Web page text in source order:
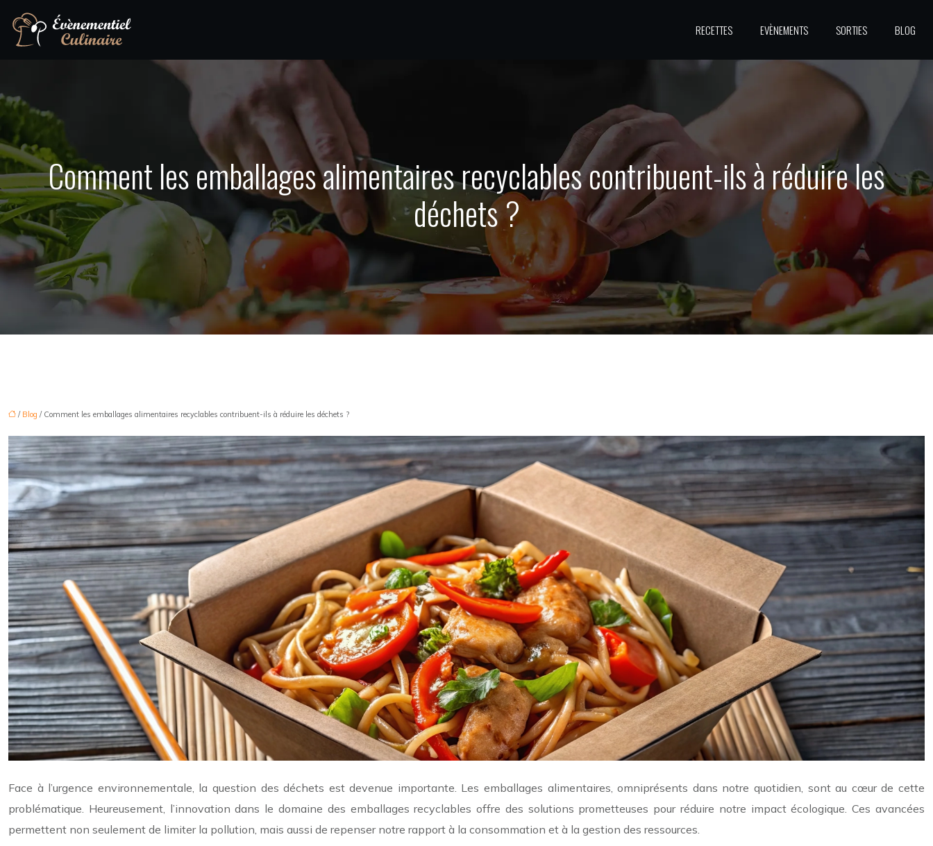
RECETTES EVÈNEMENTS SORTIES BLOG
Comment les emballages alimentaires recyclables contribuent-ils à réduire les
déchets ?
/ Blog / Comment les emballages alimentaires recyclables contribuent-ils à réduire les déchets ?
Face à l’urgence environnementale, la question des déchets est devenue importante. Les emballages alimentaires, omniprésents dans notre quotidien, sont au cœur de cette
problématique. Heureusement, l’innovation dans le domaine des emballages recyclables offre des solutions prometteuses pour réduire notre impact écologique. Ces avancées
permettent non seulement de limiter la pollution, mais aussi de repenser notre rapport à la consommation et à la gestion des ressources.